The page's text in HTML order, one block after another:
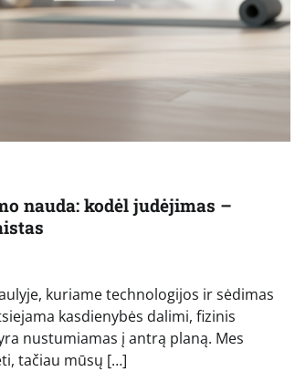
nauda: kodėl judėjimas –
kuriame technologijos ir sėdimas
kasdienybės dalimi, fizinis
nustumiamas į antrą planą. Mes
tačiau mūsų […]